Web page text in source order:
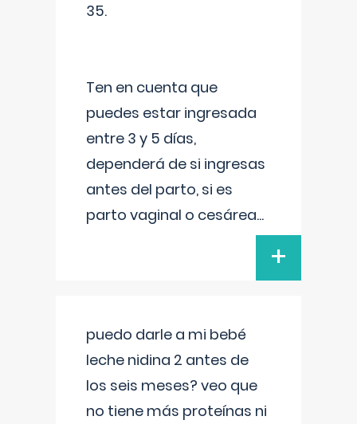
35.
Ten en cuenta que
puedes estar ingresada
entre 3 y 5 días,
dependerá de si ingresas
antes del parto, si es
parto vaginal o cesárea...
+
puedo darle a mi bebé
leche nidina 2 antes de
los seis meses? veo que
no tiene más proteínas ni